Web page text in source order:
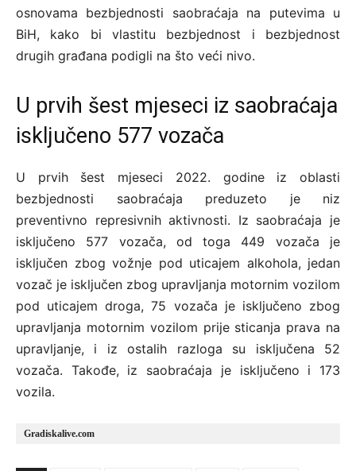
osnovama bezbjednosti saobraćaja na putevima u
BiH, kako bi vlastitu bezbjednost i bezbjednost
drugih građana podigli na što veći nivo.
U prvih šest mjeseci iz saobraćaja
isključeno 577 vozača
U prvih šest mjeseci 2022. godine iz oblasti
bezbjednosti saobraćaja preduzeto je niz
preventivno represivnih aktivnosti. Iz saobraćaja je
isključeno 577 vozača, od toga 449 vozača je
isključen zbog vožnje pod uticajem alkohola, jedan
vozač je isključen zbog upravljanja motornim vozilom
pod uticajem droga, 75 vozača je isključeno zbog
upravljanja motornim vozilom prije sticanja prava na
upravljanje, i iz ostalih razloga su isključena 52
vozača. Takođe, iz saobraćaja je isključeno i 173
vozila.
Gradiskalive.com